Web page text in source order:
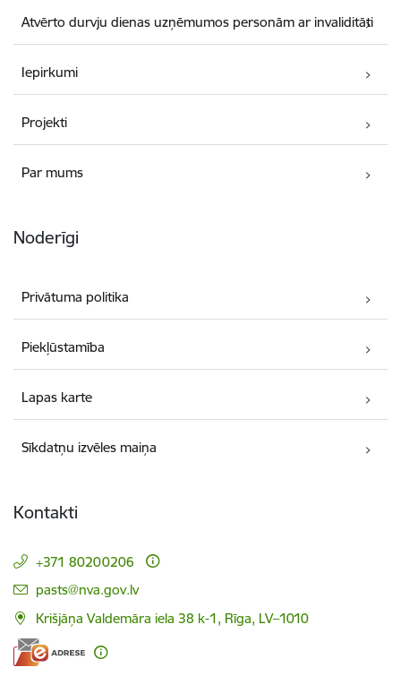
Atvērto durvju dienas uzņēmumos personām ar invaliditāti
Iepirkumi
Projekti
Par mums
Noderīgi
Privātuma politika
Piekļūstamība
Lapas karte
Sīkdatņu izvēles maiņa
Kontakti
+371 80200206
E-pasts:
pasts@nva.gov.lv
Krišjāņa Valdemāra iela 38 k-1, Rīga, LV–1010